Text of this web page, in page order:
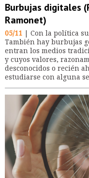
Burbujas digitales
Ramonet)
05/11 | Con la política
También hay burbujas
entran los medios
y cuyos valores,
desconocidos o recién
estudiarse con alguna